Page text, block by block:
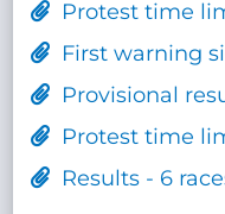
Protest time
First warning
Provisional
Protest time
Results - 6